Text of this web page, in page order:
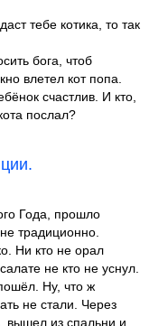
тебе котика, то так
бога, чтоб
влетел кот попа.
счастлив. И кто,
послал?
Года, прошло
традиционно.
Ни кто не орал
не кто не уснул.
Ну, что ж
не стали. Через
вышел из спальни и